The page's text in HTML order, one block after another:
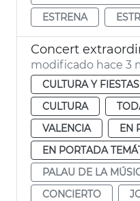
ESTRENA
modificado hace 3
CULTURA Y
CULTURA
VALENCIA
EN
EN PORTADA
PALAU DE LA
CONCIERTO